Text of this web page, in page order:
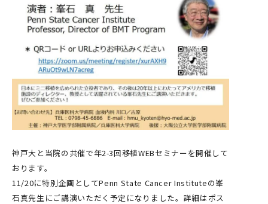
神戸大と当院の共催で年2-3回移植WEBセミナーを開催して
おります。
11/20に特別企画としてPenn State Cancer Instituteの峯
石真先生にご講演いただく予定になりました。詳細はポス